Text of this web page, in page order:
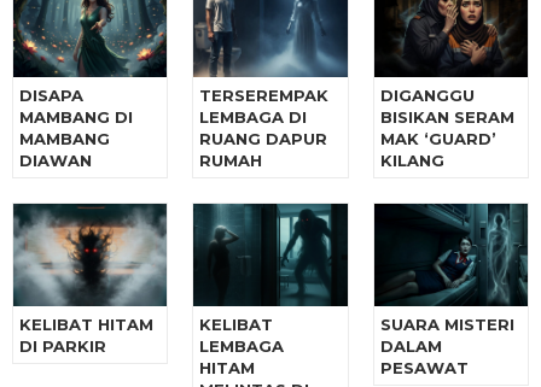
DISAPA
MAMBANG DI
MAMBANG
DIAWAN
TERSEREMPAK
LEMBAGA DI
RUANG DAPUR
RUMAH
DIGANGGU
BISIKAN SERAM
MAK ‘GUARD’
KILANG
KELIBAT HITAM
DI PARKIR
KELIBAT
LEMBAGA
HITAM
SUARA MISTERI
DALAM
PESAWAT